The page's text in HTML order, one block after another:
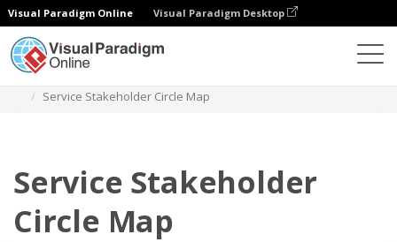
Visual Paradigm Online Visual Paradigm Desktop
Service Stakeholder Circle Map
Service Stakeholder
Circle Map